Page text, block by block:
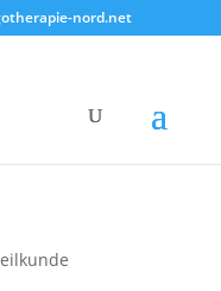
nord.net